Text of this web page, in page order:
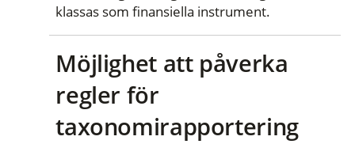
klassas som finansiella instrument.
Möjlighet att påverka
regler för
taxonomirapportering